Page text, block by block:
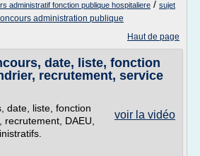
administratif fonction publique hospitaliere / sujet
administration publique
Haut de page
date, liste, fonction
recrutement, service
voir la vidéo
date, liste, fonction
DAEU,